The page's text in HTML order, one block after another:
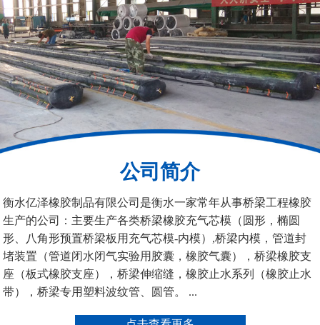
铁路盆式支座 公路盆式橡胶支座
缩缝
公司简介
衡水亿泽橡胶制品有限公司是衡水一家常年从事桥梁工程橡胶
生产的公司：主要生产各类桥梁橡胶充气芯模（圆形，椭圆
形、八角形预置桥梁板用充气芯模-内模）,桥梁内模，管道封
堵装置（管道闭水闭气实验用胶囊，橡胶气囊），桥梁橡胶支
座（板式橡胶支座），桥梁伸缩缝，橡胶止水系列（橡胶止水
带），桥梁专用塑料波纹管、圆管。 ...